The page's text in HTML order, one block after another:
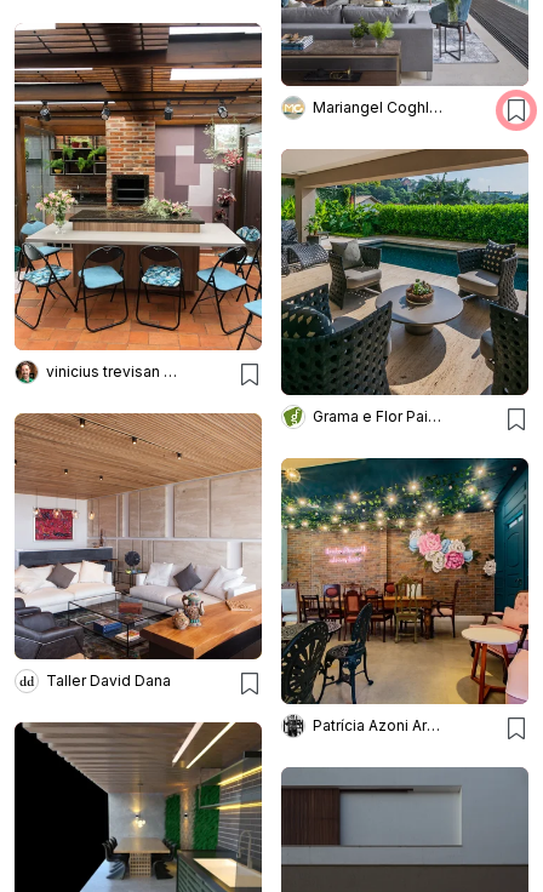
Mariangel Coghlan Diseño
vinicius trevisan arquiteto
Grama e Flor Paisagismo
Taller David Dana
Patrícia Azoni Arquitetura + Arte & Design